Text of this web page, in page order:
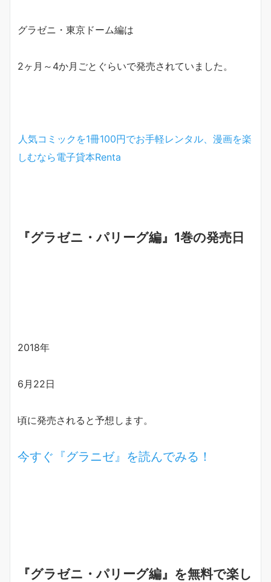
グラゼニ・東京ドーム編は
2ヶ月～4か月ごとぐらいで発売されていました。
人気コミックを1冊100円でお手軽レンタル、漫画を楽
しむなら電子貸本Renta
『グラゼニ・パリーグ編』1巻の発売日
2018年
6月22日
頃に発売されると予想します。
今すぐ『グラニゼ』を読んでみる！
『グラゼニ・パリーグ編』を無料で楽し